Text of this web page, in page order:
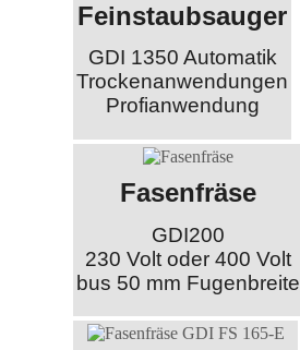
Feinstaubsauger
GDI 1350 Automatik
Trockenanwendungen
Profianwendung
Fasenfräse
GDI200
230 Volt oder 400 Volt
bus 50 mm Fugenbreite